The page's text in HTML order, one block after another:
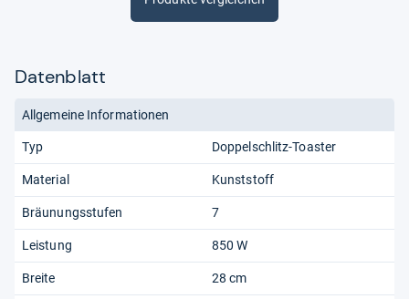
Datenblatt
Allgemeine Informationen
Typ Doppelschlitz-Toaster
Material Kunststoff
Bräunungsstufen 7
Leistung 850 W
Breite 28 cm